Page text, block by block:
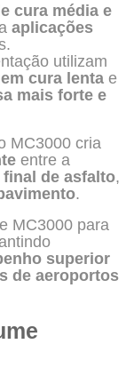
cura média e
aplicações
utilizam
cura lenta e
mais forte e
MC3000 cria
entre a
de asfalto,
.
MC3000 para
superior
de aeroportos